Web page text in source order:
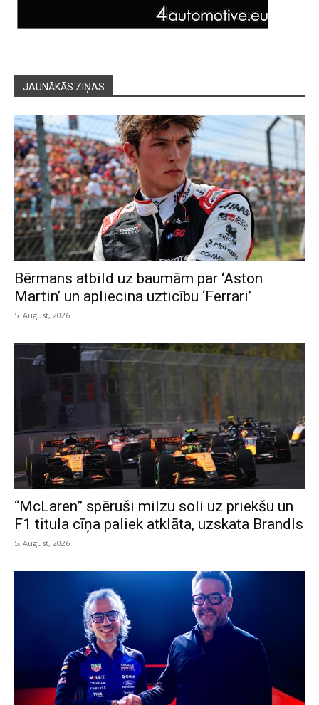
JAUNĀKĀS ZIŅAS
Bērmans atbild uz baumām par ‘Aston
Martin’ un apliecina uzticību ‘Ferrari’
5. August, 2026
“McLaren” spēruši milzu soli uz priekšu un
F1 titula cīņa paliek atklāta, uzskata Brandls
5. August, 2026